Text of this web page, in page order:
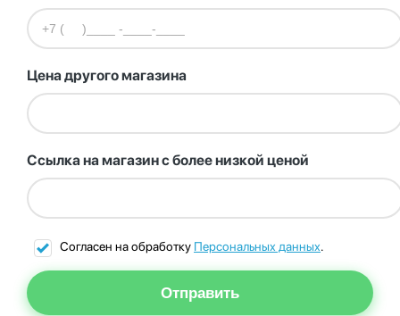
Цена другого магазина
Ссылка на магазин с более низкой ценой
Согласен на обработку Персональных данных.
Отправить